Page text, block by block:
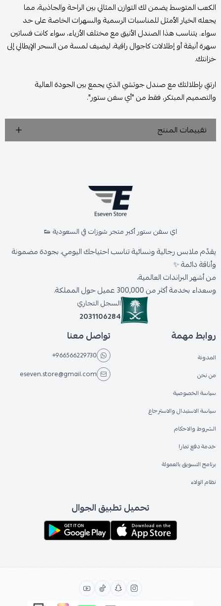
الكعب المتوسط يضمن لك التوازن المثالي بين الراحة والجاذبية، مما
يجعله الخيار الأمثل للمناسبات الرسمية والسهرات الخاصة على حد
سواء. يتناسب هذا الصندل الأنيق مع مختلف الأزياء، سواء كانت فساتين
سهرة أنيقة أو إطلالات كاجوال راقية، ليضيف لمسة من السحر الإيطالي إلى
خزانتك.
ارتقِ بإطلالتك مع صندل جوتشي الذي يجمع بين الجودة العالية
والتصميم المبتكر، فقط من "أي سفن ستور".
تقييمات المنتج
اي سفن ستور أكبر متجر شوزات في السعودية 👟
يقدّم ملابس رجالية ونسائية تناسب احتياجك اليومي، بجودة مضمونة
وأناقة دائمة ✨
من أشهر البراندات العالمية،
وسعداء بخدمة أكثر من 300,000 عميل حول المملكة.
السجل التجاري
2031106284
روابط مهمة
المدونة
من نحن
سياسة الخصوصية
سياسة الاستبدال والاسترجاع
الشروط والاحكام
خدمة دفع تمارا
برنامج التسويق بالعمولة
نظام الولاء
تواصل معنا
+966566229730
eseven.store@gmail.com
تحميل تطبيق الجوال